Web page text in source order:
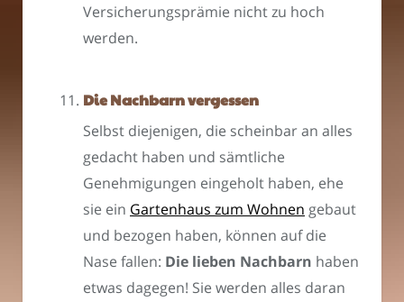
Versicherungsprämie nicht zu hoch
werden.
Die Nachbarn vergessen
Selbst diejenigen, die scheinbar an alles
gedacht haben und sämtliche
Genehmigungen eingeholt haben, ehe
sie ein Gartenhaus zum Wohnen gebaut
und bezogen haben, können auf die
Nase fallen: Die lieben Nachbarn haben
etwas dagegen! Sie werden alles daran